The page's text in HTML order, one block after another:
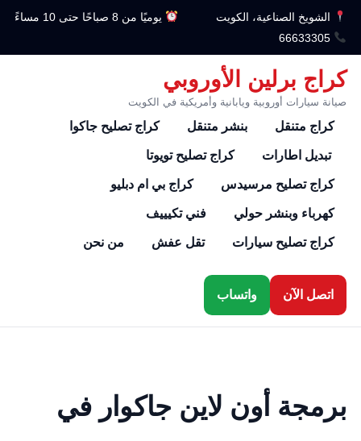
الشويخ الصناعية، الكويت
يوميًا من 8 صباحًا حتى 10 مساءً
66633305
كراج برلين الأوروبي
صيانة سيارات أوروبية ويابانية وأمريكية في الكويت
كراج متنقل بنشر متنقل كراج تصليح جاكوا
تبديل اطارات كراج تصليح تويوتا
كراج تصليح مرسيدس كراج بي ام دبليو
كهرباء وبنشر حولي فني تكيييف
كراج تصليح سيارات تقل عفش من نحن
اتصل الآن واتساب
برمجة أون لاين جاكوار في